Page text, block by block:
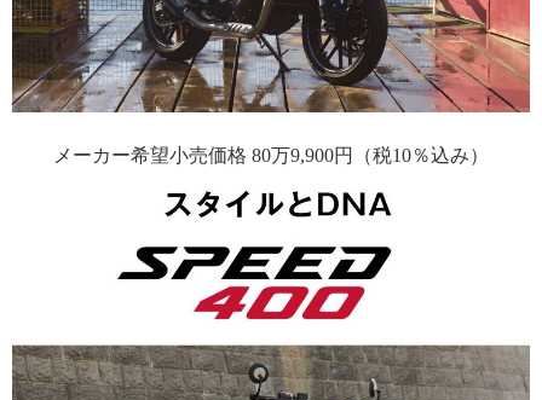
メーカー希望小売価格 80万9,900円（税10％込み）